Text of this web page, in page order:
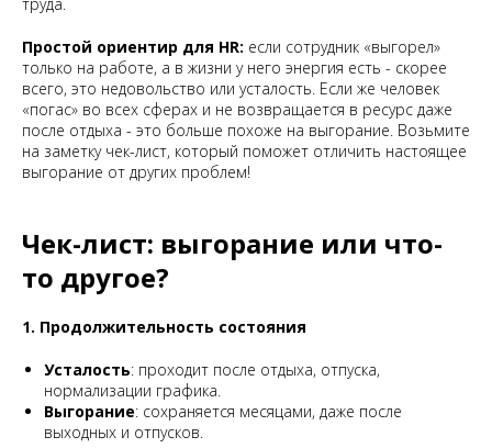
Простой ориентир для HR: если сотрудник «выгорел»
только на работе, а в жизни у него энергия есть - скорее
всего, это недовольство или усталость. Если же человек
«погас» во всех сферах и не возвращается в ресурс даже
после отдыха - это больше похоже на выгорание. Возьмите
на заметку чек-лист, который поможет отличить настоящее
выгорание от других проблем!
Чек-лист: выгорание или что-
то другое?
1. Продолжительность состояния
Усталость: проходит после отдыха, отпуска,
нормализации графика.
Выгорание: сохраняется месяцами, даже после
выходных и отпусков.